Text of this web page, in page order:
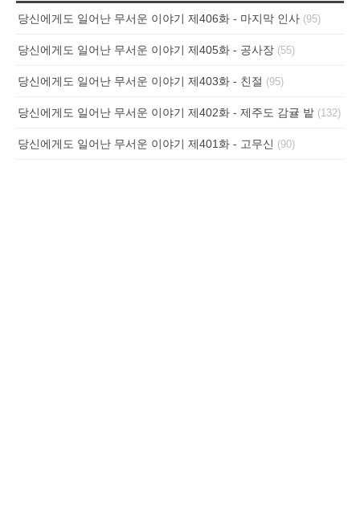
당신에게도 일어난 무서운 이야기 제406화 - 마지막 인사 (95)
당신에게도 일어난 무서운 이야기 제405화 - 공사장 (55)
당신에게도 일어난 무서운 이야기 제403화 - 친절 (95)
당신에게도 일어난 무서운 이야기 제402화 - 제주도 감귤 밭 (132)
당신에게도 일어난 무서운 이야기 제401화 - 고무신 (90)